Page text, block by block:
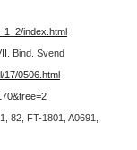
index.html
Bind. Svend
17/0506.html
82, FT-1801, A0691,